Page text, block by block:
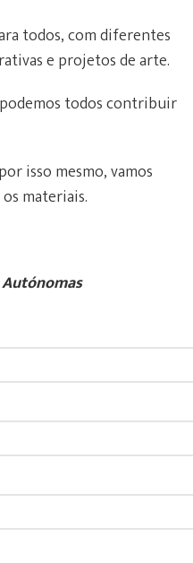
todos, com diferentes
e projetos de arte.
todos contribuir
isso mesmo, vamos
materiais.